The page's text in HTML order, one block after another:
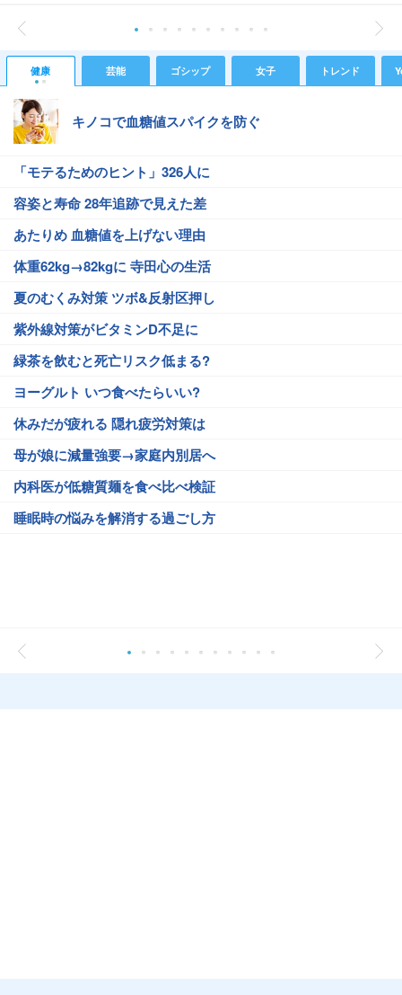
健康 芸能 ゴシップ 女子 トレンド
キノコで血糖値スパイクを防ぐ
「モテるためのヒント」326人に
容姿と寿命 28年追跡で見えた差
あたりめ 血糖値を上げない理由
体重62kg→82kgに 寺田心の生活
夏のむくみ対策 ツボ&反射区押し
紫外線対策がビタミンD不足に
緑茶を飲むと死亡リスク低まる?
ヨーグルト いつ食べたらいい?
休みだが疲れる 隠れ疲労対策は
母が娘に減量強要→家庭内別居へ
内科医が低糖質麺を食べ比べ検証
睡眠時の悩みを解消する過ごし方